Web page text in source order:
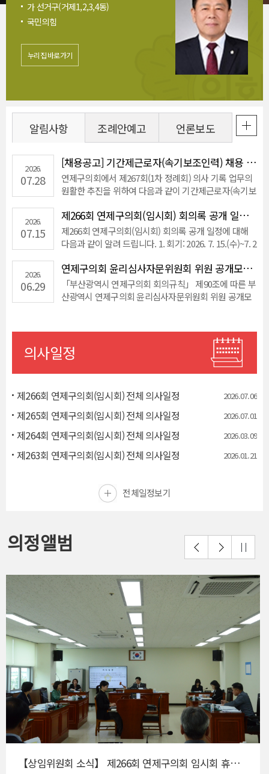
안전환경위원회
가 선거구(거제1,2,3,4동)
의회운영위원회, 행정복지위원회,
예산결산특별위원회
국민의힘
가 선거구(거제1,2,3,4동)
국민의힘
누리집 바로가기
행정복지위원회, 윤리특별위원회
나선거구(연산2,5동)
의회운영위원회, 행정복지위원회,
예산결산특별위원회
국민의힘
의회운영위원회, 행정복지위원회,
예산결산특별위원회
더불어민주당
안전환경위원회, 예산결산특별위원회,
윤리특별위원회
국민의힘
의회운영위원회, 안전환경위원회,
윤리특별위원회
국민의힘
안전환경위원회, 예산결산특별위원회
라 선거구(연산8,9동)
의회운영위원회, 안전환경위원회,
윤리특별위원회
더불어민주당
행정복지위원회, 윤리특별위원회
비례대표
알림사항
[채용공고] 기간제근로자(속기보조인력) 채용 공고
연제구의회에서 제267회(1차 정례회) 의사 기록 업무의
원활한 추진을 위하여 다음과 같이 기간제근로자(속기보
조하여 주시기 바랍니다.
2026.
07.28
제266회 연제구의회(임시회) 회의록 공개 일정 공지
제266회 연제구의회(임시회) 회의록 공개 일정에 대해
다음과 같이 알려 드립니다. 1. 회기: 2026. 7. 15.(수)~7. 2
이내 3. 배부회의록(완성본) 공개 일정: 2026. 8. 23.(일)
이내 ※ 임시회의록은 회의 내용의 신속한 정보 제공을
위해 제공되는 자료로 완...
2026.
07.15
연제구의회 윤리심사자문위원회 위원 공개모집 공고
「부산광역시 연제구의회 회의규칙」 제90조에 따른 부
산광역시 연제구의회 윤리심사자문위원회 위원 공개모
2026.
06.29
조례안예고 언론보도
의사일정
제266회 연제구의회(임시회) 전체 의사일정 2026.07.06
제265회 연제구의회(임시회) 전체 의사일정 2026.07.01
제264회 연제구의회(임시회) 전체 의사일정 2026.03.09
제263회 연제구의회(임시회) 전체 의사일정 2026.01.21
전체일정보기
의정앨범
【상임위원회 소식】 제266회 연제구의회 임시회 휴회 중 안전환경위원회